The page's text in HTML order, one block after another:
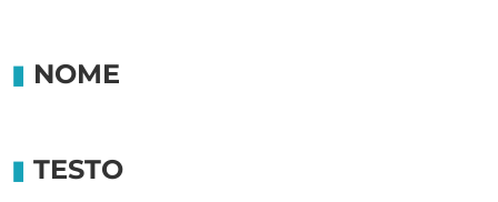
NOME
TESTO